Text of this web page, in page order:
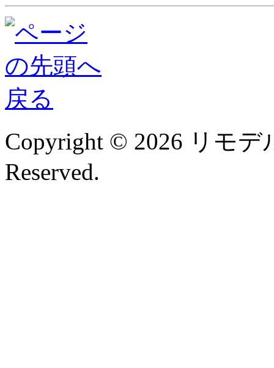
Copyright © 2026 リモデ
Reserved.